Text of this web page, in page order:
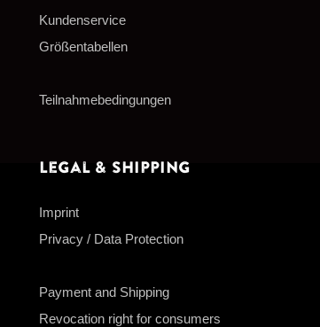
Kundenservice
Größentabellen
Teilnahmebedingungen
Legal & Shipping
Imprint
Privacy / Data Protection
Payment and Shipping
Revocation right for consumers